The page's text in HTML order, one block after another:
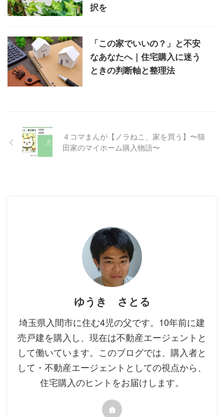
択を
「この家でいいの？」と不安
なあなたへ｜住宅購入に迷う
ときの判断軸と整理法
４コマまんが【ノラねこ、家を買う】〜猫
田家のマイホーム購入物語〜
ゆうき さとる
埼玉県入間市に住む4児の父です。10年前に建
売戸建を購入し、現在は不動産エージェントと
して働いています。このブログでは、購入者と
して・不動産エージェントとしての視点から、
住宅購入のヒントをお届けします。